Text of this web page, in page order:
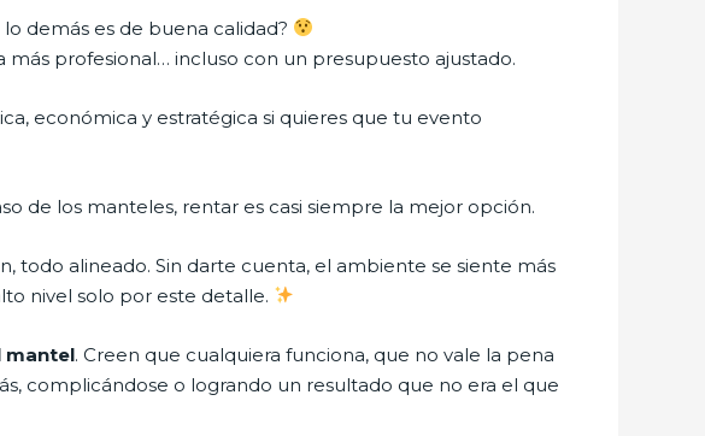
demás es de buena calidad?
profesional… incluso con un presupuesto ajustado.
económica y estratégica si quieres que tu evento
de los manteles, rentar es casi siempre la mejor opción.
todo alineado. Sin darte cuenta, el ambiente se siente más
nivel solo por este detalle.
mantel. Creen que cualquiera funciona, que no vale la pena
complicándose o logrando un resultado que no era el que